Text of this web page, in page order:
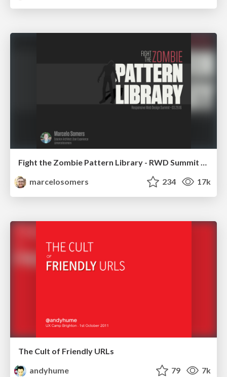
Fight the Zombie Pattern Library - RWD Summit 2016
marcelosomers
234 17k
The Cult of Friendly URLs
andyhume
79 7k